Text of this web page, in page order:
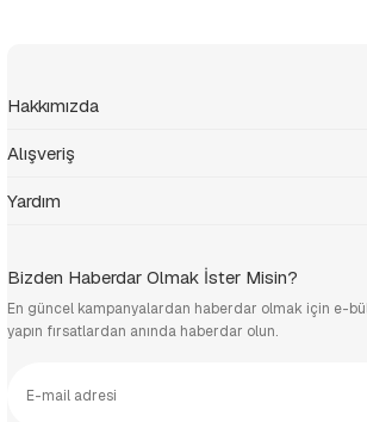
Hakkımızda
Alışveriş
Yardım
Bizden Haberdar Olmak İster Misin?
En güncel kampanyalardan haberdar olmak için e-
yapın fırsatlardan anında haberdar olun.